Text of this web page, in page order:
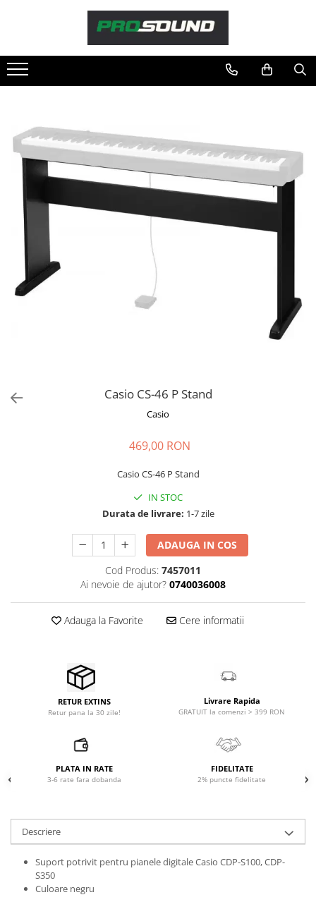
Sonorizare / PA
Adresare publica 100V
Amplificatoare Audio
Boxe Audio
Ecrane de difuzie
Mixere audio
Monitorizare In-Ear
Pickup-uri, platane & accesorii
Playere si Recordere
Procesoare si efecte
Shockmount
Accesorii de microfoane
Microfoane de masurare si
Microfoane de studio
Microfoane de Suprafata
Microfoane de voce si live
Microfoane lavaliera si headset
Microfoane podcast, USB, iOS /
Android
Microfoane pt Camere Video
Microfoane Ribbon
Microfoane stereo
Microfoane Suspendabile
Stative de microfon
Studio si inregistrari
Accesorii de microfoane
Accesorii echipamente de studio
Clape MIDI
Controllere MIDI - USB DAW
Controllere monitoare de studio
Convertoare AD/DA
Casio CS-46 P Stand
Casio
469,00 RON
Casio CS-46 P Stand
IN STOC
Durata de livrare: 1-7 zile
ADAUGA IN COS
Cod Produs: 7457011
Ai nevoie de ajutor? 0740036008
Adauga la Favorite Cere informatii
RETUR EXTINS
Retur pana la 30 zile!
Livrare Rapida
GRATUIT la comenzi > 399 RON
PLATA IN RATE
3-6 rate fara dobanda
FIDELITATE
2% puncte fidelitate
Descriere
Suport potrivit pentru pianele digitale Casio CDP-S100, CDP-
S350
Culoare negru